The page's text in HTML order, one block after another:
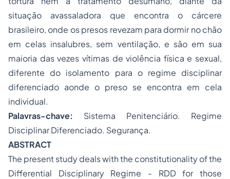
situação avassaladora que encontra o cárcere
brasileiro, onde os presos revezam para dormir no chão
em celas insalubres, sem ventilação, e são em sua
maioria das vezes vítimas de violência física e sexual,
diferente do isolamento para o regime disciplinar
diferenciado aonde o preso se encontra em cela
individual.
Palavras-chave: Sistema Penitenciário. Regime
Disciplinar Diferenciado. Segurança.
ABSTRACT
The present study deals with the constitutionality of the
Differential Disciplinary Regime - RDD for those